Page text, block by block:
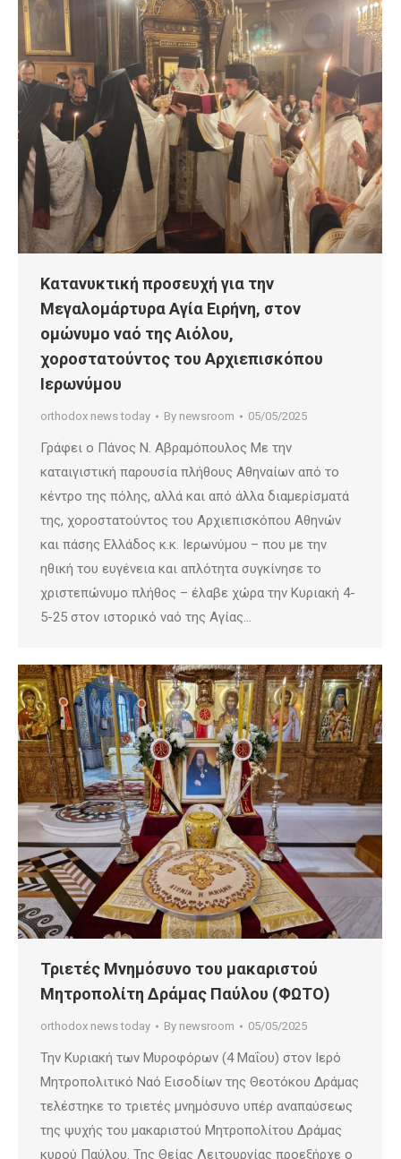
Κατανυκτική προσευχή για την
Μεγαλομάρτυρα Αγία Ειρήνη, στον
ομώνυμο ναό της Αιόλου,
χοροστατούντος του Αρχιεπισκόπου
Ιερωνύμου
orthodox news today By newsroom 05/05/2025
Γράφει ο Πάνος Ν. Αβραμόπουλος Με την
καταιγιστική παρουσία πλήθους Αθηναίων από το
κέντρο της πόλης, αλλά και από άλλα διαμερίσματά
της, χοροστατούντος του Αρχιεπισκόπου Αθηνών
και πάσης Ελλάδος κ.κ. Ιερωνύμου – που με την
ηθική του ευγένεια και απλότητα συγκίνησε το
χριστεπώνυμο πλήθος – έλαβε χώρα την Κυριακή 4-
5-25 στον ιστορικό ναό της Αγίας…
Τριετές Μνημόσυνο του μακαριστού
Μητροπολίτη Δράμας Παύλου (ΦΩΤΟ)
orthodox news today By newsroom 05/05/2025
Την Κυριακή των Μυροφόρων (4 Μαΐου) στον Ιερό
Μητροπολιτικό Ναό Εισοδίων της Θεοτόκου Δράμας
τελέστηκε το τριετές μνημόσυνο υπέρ αναπαύσεως
της ψυχής του μακαριστού Μητροπολίτου Δράμας
κυρού Παύλου. Της Θείας Λειτουργίας προεξήρχε ο